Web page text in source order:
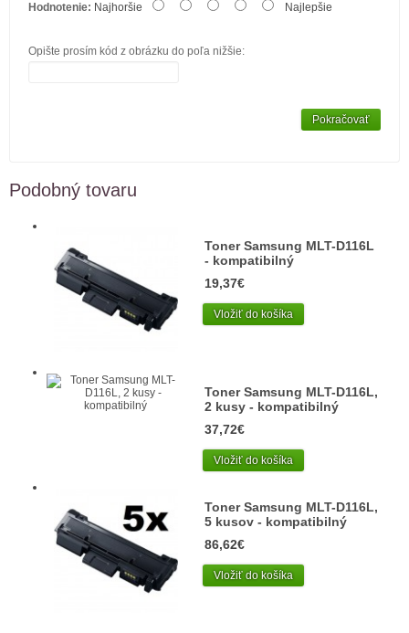
Hodnotenie: Najhoršie Najlepšie
Opište prosím kód z obrázku do poľa nižšie:
Pokračovať
Podobný tovaru
Toner Samsung MLT-D116L
- kompatibilný
19,37€
Vložiť do košíka
Toner Samsung MLT-D116L,
2 kusy - kompatibilný
37,72€
Vložiť do košíka
Toner Samsung MLT-D116L,
5 kusov - kompatibilný
86,62€
Vložiť do košíka